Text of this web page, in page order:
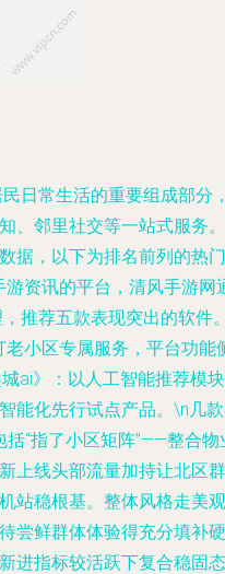
日常生活的重要组成部分
、邻里社交等一站式服务。
据，以下为排名前列的热门
资讯的平台，清风手游网
推荐五款表现突出的软件
小区专属服务，平台功能
ai》：以人工智能推荐模块
能化先行试点产品。\n几
“指了小区矩阵”——整合物
上线头部流量加持让北区群
站稳根基。整体风格走美观
尝鲜群体体验得充分填补硬
进指标较活跃下复合稳固态